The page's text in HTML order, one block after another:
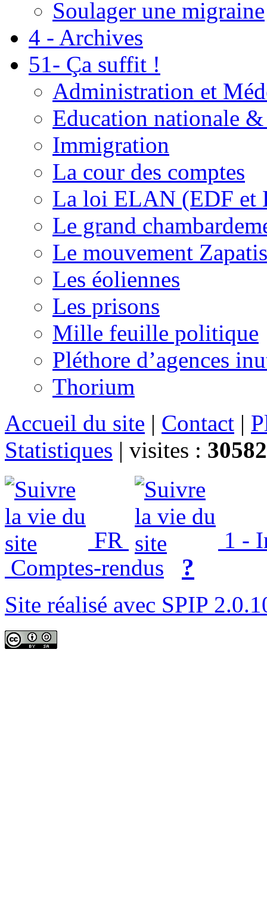
Soulager une migraine
4 - Archives
51- Ça suffit !
Administration et
Education nationale
Immigration
La cour des comptes
La loi ELAN (EDF et
Le grand
Le mouvement
Les éoliennes
Les prisons
Mille feuille politique
Pléthore d’agences
Thorium
Accueil du site | Contact |
Statistiques | visites :
FR
1 -
Comptes-rendus
?
Site réalisé avec SPIP